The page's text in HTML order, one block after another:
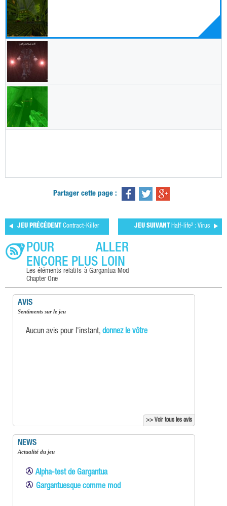
Partager cette page :
JEU PRÉCÉDENT Contract-Killer JEU SUIVANT Half-life² : Virus
POUR ALLER
ENCORE PLUS LOIN
Les éléments relatifs à Gargantua Mod
Chapter One
AVIS
Sentiments sur le jeu
Aucun avis pour l'instant, donnez le vôtre
>> Voir tous les avis
NEWS
Actualité du jeu
Alpha-test de Gargantua
Gargantuesque comme mod